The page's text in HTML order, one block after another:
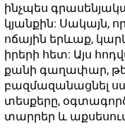
ինչպես
կյանքին: Սակայն,
ոճային երևաք,
իրերի հետ: Այս
քանի գաղափար, թե
բազմազանացնել
տեսքերը,
տարրեր և